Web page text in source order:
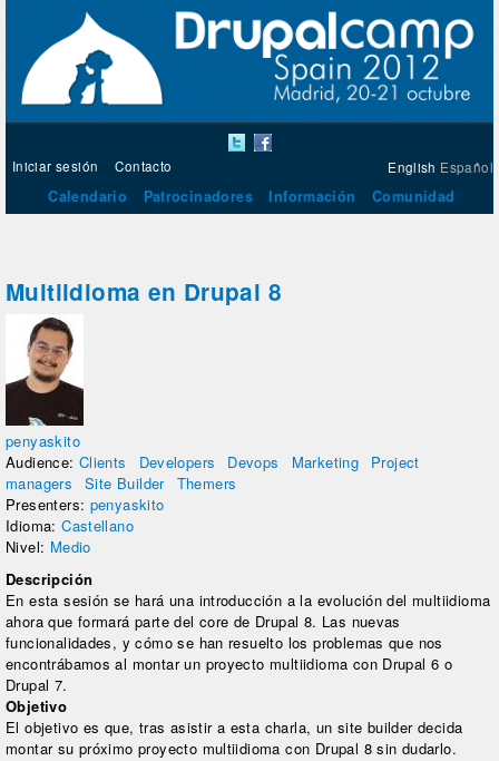
English Español
Iniciar sesión Contacto
Calendario Patrocinadores Información Comunidad
Multiidioma en Drupal 8
penyaskito
Audience: Clients Developers Devops Marketing
Project
managers
Site Builder Themers
Presenters: penyaskito
Idioma:Castellano
Nivel: Medio
Descripción
En esta sesión se hará una introducción a la evolución del multiidioma
ahora que formará parte del core de Drupal 8. Las nuevas
funcionalidades, y cómo se han resuelto los problemas que nos
encontrábamos al montar un proyecto multiidioma con Drupal 6 o
Drupal 7.
Objetivo
El objetivo es que, tras asistir a esta charla, un site builder decida
montar su próximo proyecto multiidioma con Drupal 8 sin dudarlo.